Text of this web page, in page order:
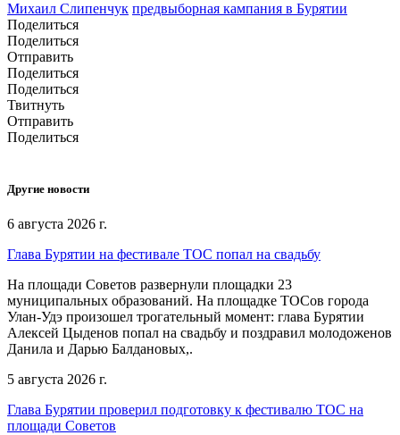
Михаил Слипенчук предвыборная кампания в Бурятии
Поделиться
Поделиться
Отправить
Поделиться
Поделиться
Твитнуть
Отправить
Поделиться
Другие новости
6 августа 2026 г.
Глава Бурятии на фестивале ТОС попал на свадьбу
На площади Советов развернули площадки 23
муниципальных образований. На площадке ТОСов города
Улан-Удэ произошел трогательный момент: глава Бурятии
Алексей Цыденов попал на свадьбу и поздравил молодоженов
Данила и Дарью Балдановых,.
5 августа 2026 г.
Глава Бурятии проверил подготовку к фестивалю ТОС на
площади Советов